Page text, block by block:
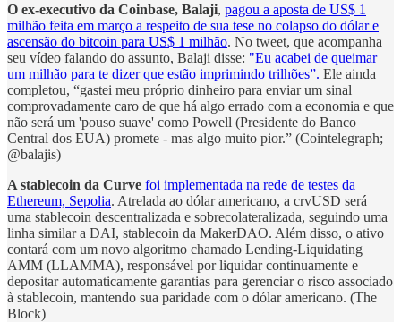
O ex-executivo da Coinbase, Balaji, pagou a aposta de US$ 1
milhão feita em março a respeito de sua tese no colapso do dólar e
ascensão do bitcoin para US$ 1 milhão. No tweet, que acompanha
seu vídeo falando do assunto, Balaji disse: "Eu acabei de queimar
um milhão para te dizer que estão imprimindo trilhões”. Ele ainda
completou, “gastei meu próprio dinheiro para enviar um sinal
comprovadamente caro de que há algo errado com a economia e que
não será um 'pouso suave' como Powell (Presidente do Banco
Central dos EUA) promete - mas algo muito pior.” (Cointelegraph;
@balajis)
A stablecoin da Curve foi implementada na rede de testes da
Ethereum, Sepolia. Atrelada ao dólar americano, a crvUSD será
uma stablecoin descentralizada e sobrecolateralizada, seguindo uma
linha similar a DAI, stablecoin da MakerDAO. Além disso, o ativo
contará com um novo algoritmo chamado Lending-Liquidating
AMM (LLAMMA), responsável por liquidar continuamente e
depositar automaticamente garantias para gerenciar o risco associado
à stablecoin, mantendo sua paridade com o dólar americano. (The
Block)